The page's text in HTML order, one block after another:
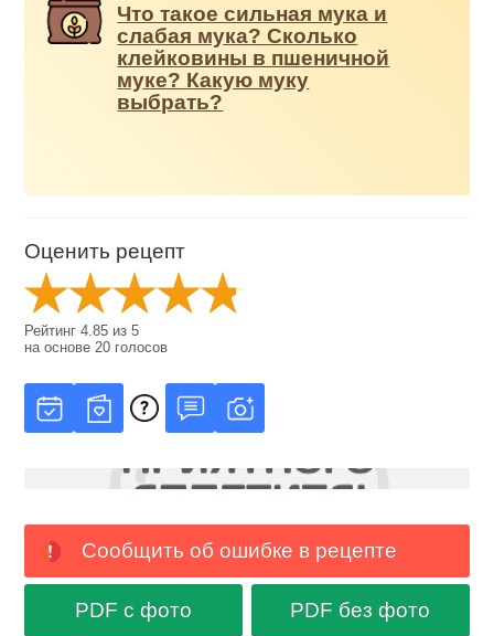
Что такое сильная мука и
слабая мука? Сколько
клейковины в пшеничной
муке? Какую муку
выбрать?
Оценить рецепт
Рейтинг4.85 из5
на основе 20 голосов
Сообщить об ошибке в рецепте
PDF с фото PDF без фото